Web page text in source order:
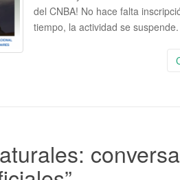
del CNBA! No hace falta
tiempo, la actividad se